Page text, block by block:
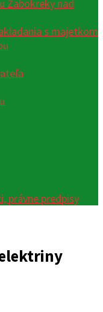
Žabokreky nad
s majetkom
právne predpisy